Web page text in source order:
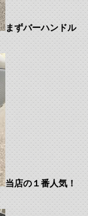
まずバーハンドル
当店の１番人気！